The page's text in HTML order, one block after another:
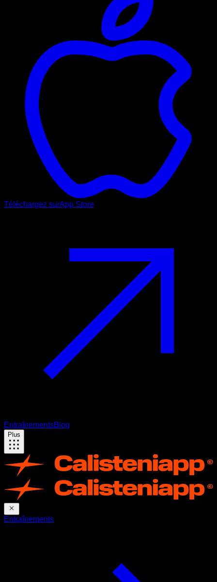
Téléchargez surApp Store
EntraînementsBlog
Plus
Entraînements